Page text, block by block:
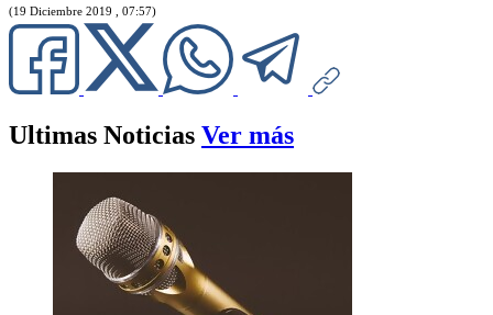
(19 Diciembre 2019 , 07:57)
Ultimas Noticias Ver más